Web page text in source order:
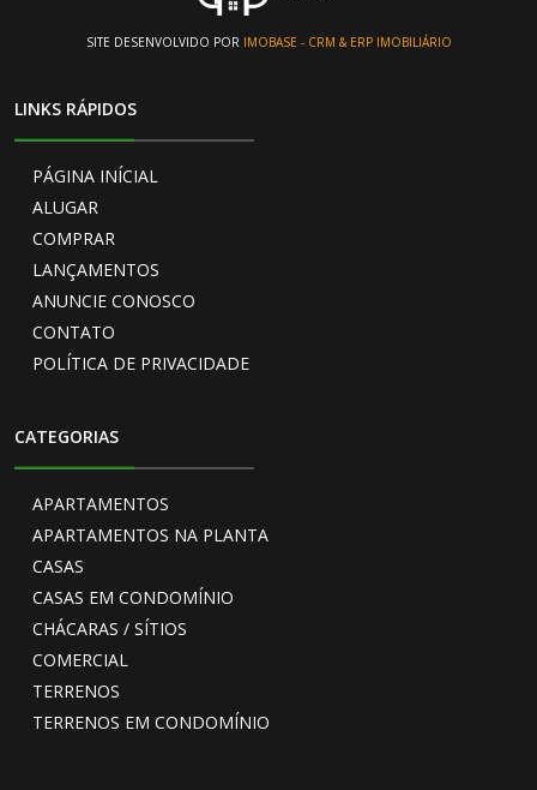
SITE DESENVOLVIDO POR IMOBASE - CRM & ERP IMOBILIÁRIO
LINKS RÁPIDOS
PÁGINA INÍCIAL
ALUGAR
COMPRAR
LANÇAMENTOS
ANUNCIE CONOSCO
CONTATO
POLÍTICA DE PRIVACIDADE
CATEGORIAS
APARTAMENTOS
APARTAMENTOS NA PLANTA
CASAS
CASAS EM CONDOMÍNIO
CHÁCARAS / SÍTIOS
COMERCIAL
TERRENOS
TERRENOS EM CONDOMÍNIO